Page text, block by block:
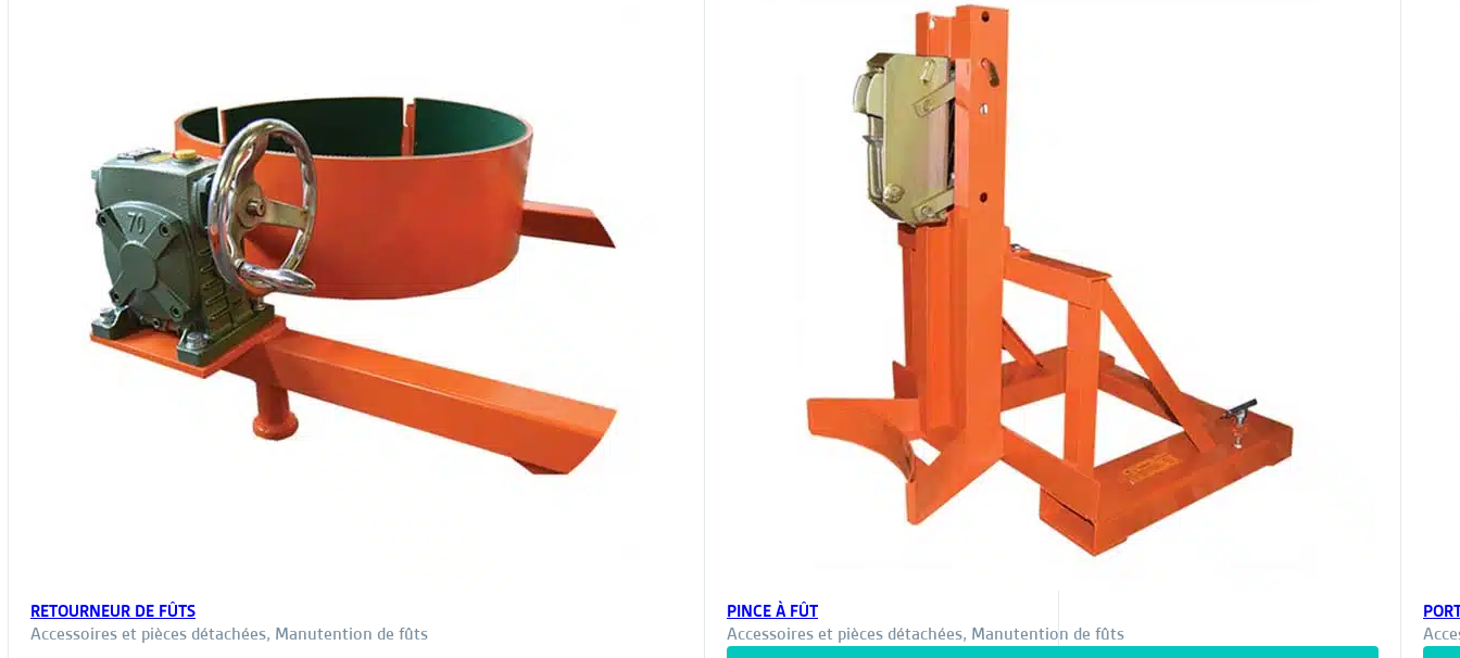
RETOURNEUR DE FÛTS
Accessoires et pièces détachées, Manutention de fûts
PINCE À FÛT
Accessoires et pièces détachées, Manutention de fûts